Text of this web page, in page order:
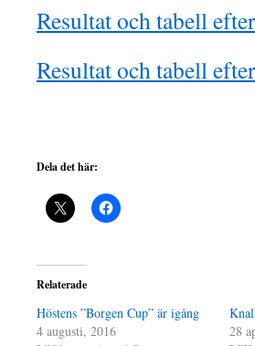
Resultat och tabell
Resultat och tabell
Dela det här:
Relaterade
Höstens ”Borgen Cup” är igång
4 augusti, 2016
28